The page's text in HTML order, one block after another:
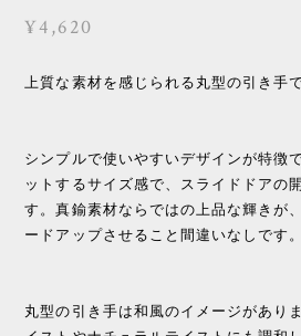
¥4,620
上質な素材を感じられる丸型の引き手で
シンプルで使いやすいデザインが特徴
ットするサイズ感で、スライドドアの
す。真鍮素材ならではの上品な輝きが
ードアップさせること間違いなしです。
丸型の引き手は和風のイメージがあり